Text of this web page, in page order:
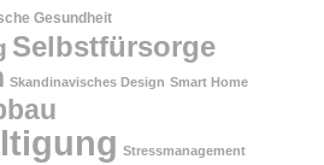
Gesundheit
Selbstfürsorge
Skandinavisches Design Smart Home
Stressmanagement